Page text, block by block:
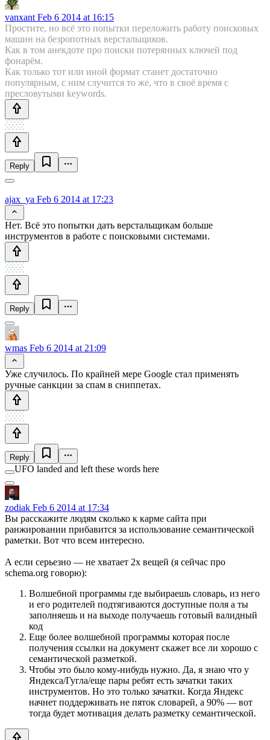
vanxant Feb 6 2014 at 16:15
Простите, но всё это попытки переложить работу поисковых
машин на безропотных верстальщиков.
Как в том анекдоте про поиски потерянных ключей под
фонарём.
Как только тот или иной формат станет достаточно
популярным, с ним случится то же, что в своё время с
пресловутыми keywords.
Reply
ajax_ya Feb 6 2014 at 17:23
Нет. Всё это попытки дать верстальщикам больше
инструментов в работе с поисковыми системами.
Reply
wmas Feb 6 2014 at 21:09
Уже случилось. По крайней мере Google стал применять
ручные санкции за спам в сниппетах.
Reply
UFO landed and left these words here
zodiak Feb 6 2014 at 17:34
Вы расскажите людям сколько к карме сайта при
ранжировании прибавится за использование семантической
раметки. Вот что всем интересно.
А если серьезно — не хватает 2х вещей (я сейчас про
schema.org говорю):
Волшебной программы где выбираешь словарь, из него
и его родителей подтягиваются доступные поля а ты
заполняешь и на выходе получаешь готовый валидный
код
Еще более волшебной программы которая после
получения ссылки на документ скажет все ли хорошо с
семантической разметкой.
Чтобы это было кому-нибудь нужно. Да, я знаю что у
Яндекса/Гугла/еще пары ребят есть зачатки таких
инструментов. Но это только зачатки. Когда Яндекс
начнет поддерживать не пяток словарей, а 90% — вот
тогда будет мотивация делать разметку семантической.